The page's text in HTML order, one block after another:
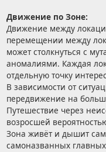
Движение по Зоне:
Движение между
перемещении между
может столкнуться с
аномалиями. Каждая
отдельную точку
В зависимости от
передвижение на
Путешествие через
возросшей
Зона живёт и дышит
самоназванных